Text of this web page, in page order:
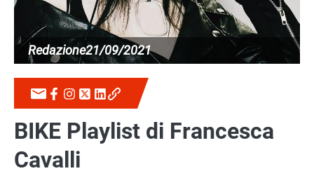
Redazione21/09/2021
BIKE Playlist di Francesca
Cavalli